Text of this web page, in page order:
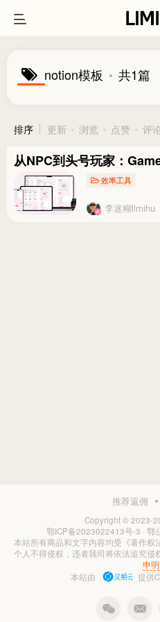
notion模板 共1篇
排序 更新 浏览 点赞 评
效率工具
李迷糊limihu
推荐返佣
Copyright © 2023-
鄂ICP备2023022413号-3 · 鄂
本站所有商品和文字内容均受《著作权
个人不得侵权，违者我司将依法追究侵
申明
本站由
提供